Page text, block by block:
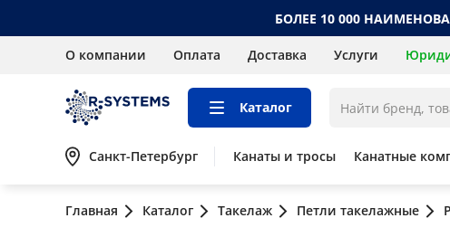
БОЛЕЕ 10 000
О компании Оплата Доставка Услуги
Каталог
Санкт-Петербург Канаты и тросы Канатные
Главная Каталог Такелаж Петли такелажные